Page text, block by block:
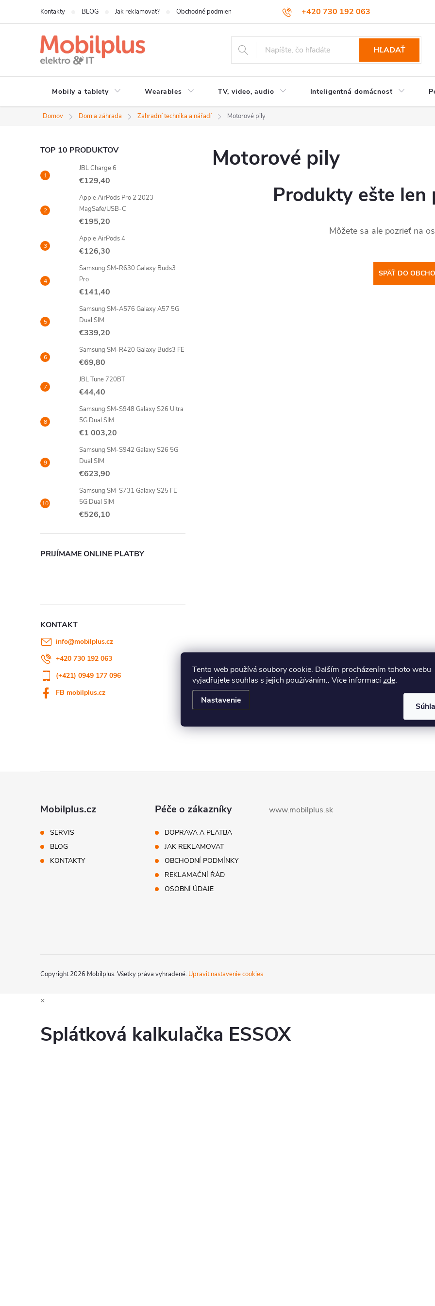
Tento web používá soubory cookie. Dalším procházením tohoto webu
vyjadřujete souhlas s jejich používáním.. Více informacízde.
Nastavenie
+420 730 192 063
Kontakty BLOG Jak reklamovat? Obchodné podmienky Podmienky ochrany osobných údajov
HĽADAŤ
Mobily a tablety Wearables TV, video, audio Inteligentná domácnosť
Domov Dom a záhrada Zahradní technika a nářadí Motorové pily
B
o
č
ý
p
n
e
l
TOP 10 PRODUKTOV
JBL Charge 6
€129,40
Apple AirPods Pro 2 2023
MagSafe/USB-C
€195,20
Apple AirPods 4
€126,30
Samsung SM-R630 Galaxy Buds3
Pro
€141,40
Samsung SM-A576 Galaxy A57 5G
Dual SIM
€339,20
Samsung SM-R420 Galaxy Buds3 FE
€69,80
JBL Tune 720BT
€44,40
Samsung SM-S948 Galaxy S26 Ultra
5G Dual SIM
€1 003,20
Samsung SM-S942 Galaxy S26 5G
Dual SIM
€623,90
Samsung SM-S731 Galaxy S25 FE
5G Dual SIM
€526,10
PRIJÍMAME ONLINE PLATBY
KONTAKT
info@mobilplus.cz
+420 730 192 063
(+421) 0949 177 096
FB mobilplus.cz
Motorové pily
Produkty ešte len
Môžete sa ale pozrieť na
SPÄŤ DO
Mobilplus.cz
SERVIS
BLOG
KONTAKTY
Péče o zákazníky
DOPRAVA A PLATBA
JAK REKLAMOVAT
OBCHODNÍ PODMÍNKY
REKLAMAČNÍ ŘÁD
OSOBNÍ ÚDAJE
www.mobilplus.sk
Copyright 2026 Mobilplus. Všetky práva vyhradené. Upraviť nastavenie cookies
×
Splátková kalkulačka ESSOX